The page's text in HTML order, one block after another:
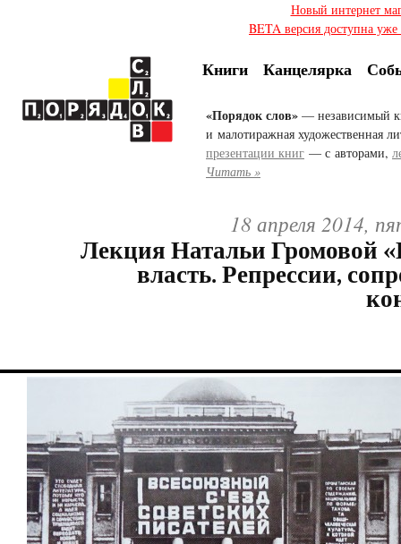
Новый интернет
BETA версия доступна
Книги Канцелярка
«Порядок слов» — независимый
и малотиражная художественная
презентации книг — с авторами,
Читать »
18 апреля 2014,
Лекция Натальи Громовой
власть. Репрессии,